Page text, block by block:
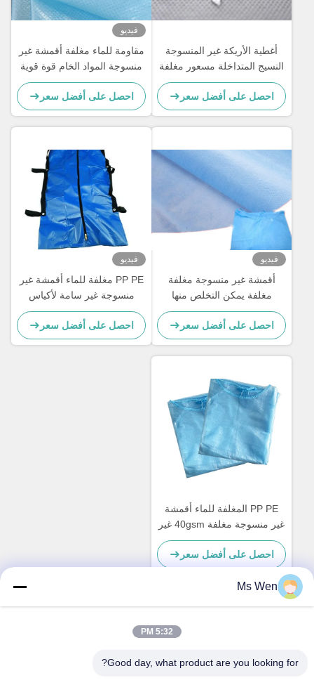
أغطية الأريكة غير المنسوجة
النسيج المتداخلة مسعور مغلفة
/ طلاء غير المنسوجة النسيج
احصل على أفضل سعر
فيديو
مقاومة للماء مغلفة أقمشة غير
منسوجة المواد الخام قوة قوية
للاستخدام الطبي
احصل على أفضل سعر
فيديو
أقمشة غير منسوجة مغلفة
مغلفة يمكن التخلص منها
أقمشة غير منسوجة للاستخدام
الطبي
احصل على أفضل سعر
فيديو
PP PE مغلفة للماء أقمشة غير
منسوجة غير سامة لأكياس
الجسم
احصل على أفضل سعر
PP PE المغلفة للماء أقمشة
غير منسوجة مغلفة 40gsm غير
سامة لأثواب العزلة
احصل على أفضل سعر
العنوان
Ms Wen
5:32 PM
Good day, what product are you looking for?